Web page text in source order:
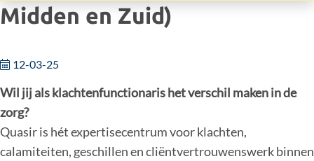
Midden en Zuid)
12-03-25
Wil jij als klachtenfunctionaris het verschil maken in de
zorg?
Quasir is hét expertisecentrum voor klachten,
calamiteiten, geschillen en cliëntvertrouwenswerk binnen